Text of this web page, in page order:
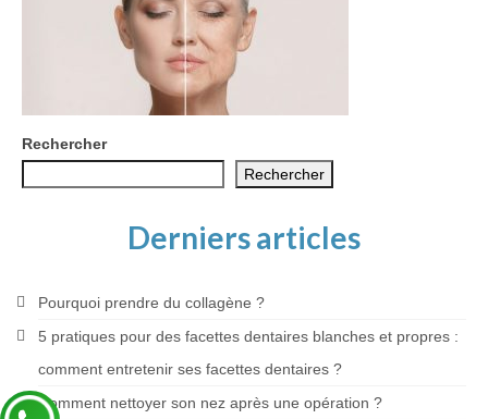
Blog
Rechercher
Rechercher
Derniers articles
Pourquoi prendre du collagène ?
5 pratiques pour des facettes dentaires blanches et propres :
comment entretenir ses facettes dentaires ?
Comment nettoyer son nez après une opération ?